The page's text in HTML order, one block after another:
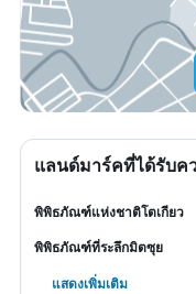
แลนด์มาร์คที่ได้รับค
พิพิธภัณฑ์แห่งชาติโตเกียว
พิพิธภัณฑ์ที่ระลึกมิตซุย
แสดงเพิ่มเติม